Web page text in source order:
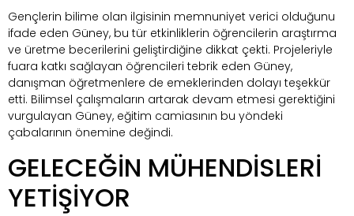
Gençlerin bilime olan ilgisinin memnuniyet verici olduğunu
ifade eden Güney, bu tür etkinliklerin öğrencilerin araştırma
ve üretme becerilerini geliştirdiğine dikkat çekti. Projeleriyle
fuara katkı sağlayan öğrencileri tebrik eden Güney,
danışman öğretmenlere de emeklerinden dolayı teşekkür
etti. Bilimsel çalışmaların artarak devam etmesi gerektiğini
vurgulayan Güney, eğitim camiasının bu yöndeki
çabalarının önemine değindi.
GELECEĞİN MÜHENDİSLERİ
YETİŞİYOR